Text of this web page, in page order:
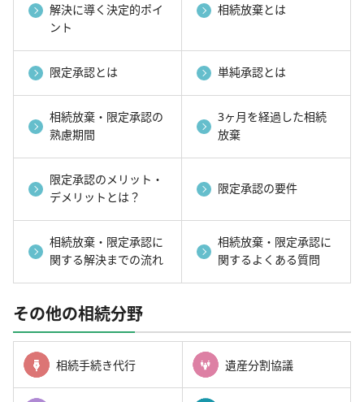
解決に導く決定的ポイ
ント
相続放棄とは
限定承認とは 単純承認とは
相続放棄・限定承認の
熟慮期間
3ヶ月を経過した相続
放棄
限定承認のメリット・
デメリットとは？
限定承認の要件
相続放棄・限定承認に
関する解決までの流れ
相続放棄・限定承認に
関するよくある質問
その他の相続分野
相続手続き代行 遺産分割協議